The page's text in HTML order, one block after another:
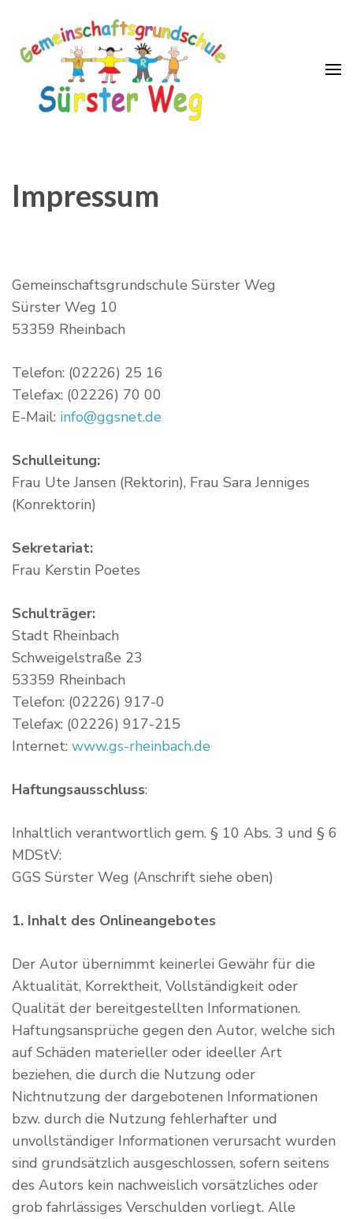
Impressum
Gemeinschaftsgrundschule Sürster Weg
Sürster Weg 10
53359 Rheinbach
Telefon: (02226) 25 16
Telefax: (02226) 70 00
E-Mail: info@ggsnet.de
Schulleitung:
Frau Ute Jansen (Rektorin), Frau Sara Jenniges
(Konrektorin)
Sekretariat:
Frau Kerstin Poetes
Schulträger:
Stadt Rheinbach
Schweigelstraße 23
53359 Rheinbach
Telefon: (02226) 917-0
Telefax: (02226) 917-215
Internet: www.gs-rheinbach.de
Haftungsausschluss:
Inhaltlich verantwortlich gem. § 10 Abs. 3 und § 6
MDStV:
GGS Sürster Weg (Anschrift siehe oben)
1. Inhalt des Onlineangebotes
Der Autor übernimmt keinerlei Gewähr für die
Aktualität, Korrektheit, Vollständigkeit oder
Qualität der bereitgestellten Informationen.
Haftungsansprüche gegen den Autor, welche sich
auf Schäden materieller oder ideeller Art
beziehen, die durch die Nutzung oder
Nichtnutzung der dargebotenen Informationen
bzw. durch die Nutzung fehlerhafter und
unvollständiger Informationen verursacht wurden
sind grundsätzlich ausgeschlossen, sofern seitens
des Autors kein nachweislich vorsätzliches oder
grob fahrlässiges Verschulden vorliegt. Alle